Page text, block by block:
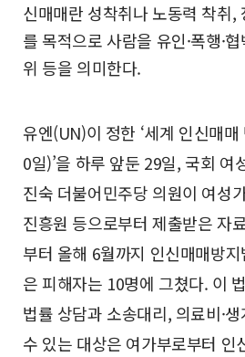
신매매란 성착취나 노동력 착취,
를 목적으로 사람을 유인·폭행·
위 등을 의미한다.
유엔(UN)이 정한 ‘세계 인신매
0일)’을 하루 앞둔 29일, 국회 여
진숙 더불어민주당 의원이 여성
진흥원 등으로부터 제출받은 자
부터 올해 6월까지 인신매매방
은 피해자는 10명에 그쳤다. 이
법률 상담과 소송대리, 의료비·
수 있는 대상은 여가부로부터 인